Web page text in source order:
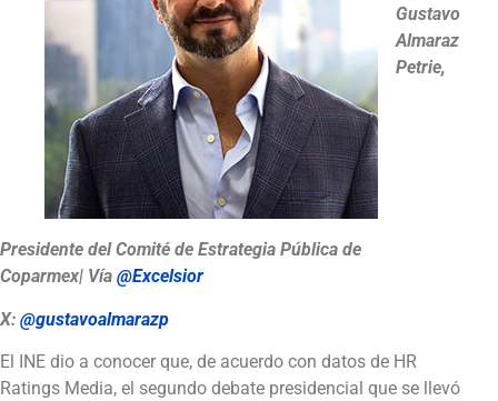
Gustavo
Almaraz
Petrie,
Presidente del Comité de Estrategia Pública de
Coparmex| Vía @Excelsior
X: @gustavoalmarazp
El INE dio a conocer que, de acuerdo con datos de HR
Ratings Media, el segundo debate presidencial que se llevó